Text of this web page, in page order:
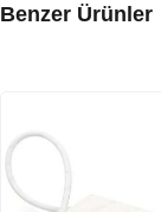
Benzer Ürünler